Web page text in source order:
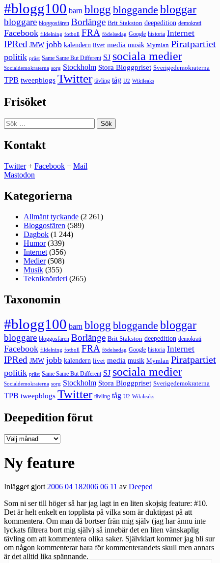
#blogg100 barn blogg bloggande bloggar
bloggare bloggosfären Borlänge Brit Stakston deepedition demokrati
Facebook fildelning fotboll FRA födelsedag Google historia Internet
IPRed JMW jobb kalendern livet media musik Mymlan Piratpartiet
politik präst Same Same But Different SJ sociala medier
Socialdemokraterna sorg Stockholm Stora Bloggpriset Sverigedemokraterna
TPB tweepblogs Twitter tävling tåg U2 Wikileaks
Frisöket
Sök
efter:
Kontakt
Twitter+ Facebook + Mail
Mastodon
Kategorierna
Allmänt tyckande (2 261)
Bloggosfären (589)
Dagbok (1 244)
Humor(339)
Internet (356)
Medier(508)
Musik (355)
Tekniknörderi (265)
Taxonomin
#blogg100 barn blogg bloggande bloggar
bloggare bloggosfären Borlänge Brit Stakston deepedition demokrati
Facebook fildelning fotboll FRA födelsedag Google historia Internet
IPRed JMW jobb kalendern livet media musik Mymlan Piratpartiet
politik präst Same Same But Different SJ sociala medier
Socialdemokraterna sorg Stockholm Stora Bloggpriset Sverigedemokraterna
TPB tweepblogs Twitter tävling tåg U2 Wikileaks
Deepedition förut
Deepedition
Ny feature
Inlägget gjort2006 04 182006 06 11 av Deeped
Som ni ser till höger så har jag lagt in en liten skojsig feature: #10.
Det är helt enkelt en topplista på vilka som är duktigast på att
kommentera. Om man då bortser från mig själv (jag har ännu inte
lyckats filtrera bort mig själv) så innebär det en liten vänskaplig
tävling om att kommentera olika saker. Självklart kommer jag bli sur
om någon kommenterar bara för kommenterandets skull men annars
är det alltid lika spännande.